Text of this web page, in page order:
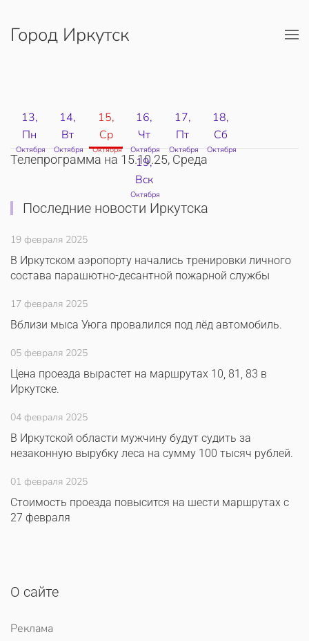
Перейти к содержимому
Город Иркутск
13,
Пн
Октября
14,
Вт
Октября
15,
Ср
Октября
16,
Чт
Октября
17,
Пт
Октября
18,
Сб
Октября
19,
Вск
Октября
Телепрограмма на 15.10.25, Среда
Последние новости Иркутска
19 февраля 2025
В Иркутском аэропорту начались тренировки личного
состава парашютно-десантной пожарной службы
17 февраля 2025
Вблизи мыса Уюга провалился под лёд автомобиль.
05 февраля 2025
Цена проезда вырастет на маршрутах 10, 81, 83 в
Иркутске.
04 февраля 2025
В Иркутской области мужчину будут судить за
незаконную вырубку леса на сумму 100 тысяч рублей.
01 февраля 2025
Стоимость проезда повысится на шести маршрутах с
27 февраля
О сайте
Реклама